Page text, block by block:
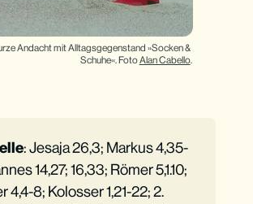
Andacht mit Alltagsgegenstand »Socken &
Schuhe«. Foto Alan Cabello.
: Jesaja 26,3; Markus 4,35-
14,27; 16,33; Römer 5,1.10;
4,4-8; Kolosser 1,21-22; 2.